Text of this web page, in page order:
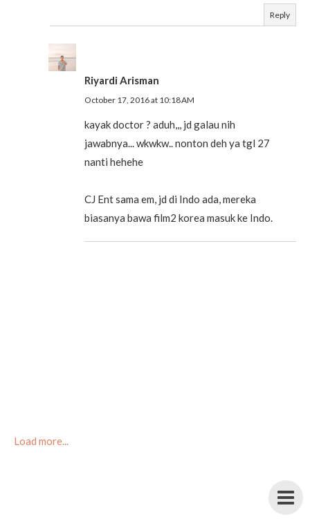
Reply
Riyardi Arisman
October 17, 2016 at 10:18 AM
kayak doctor ? aduh,,, jd galau nih
jawabnya... wkwkw.. nonton deh ya tgl 27
nanti hehehe
CJ Ent sama em, jd di Indo ada, mereka
biasanya bawa film2 korea masuk ke Indo.
Load more...